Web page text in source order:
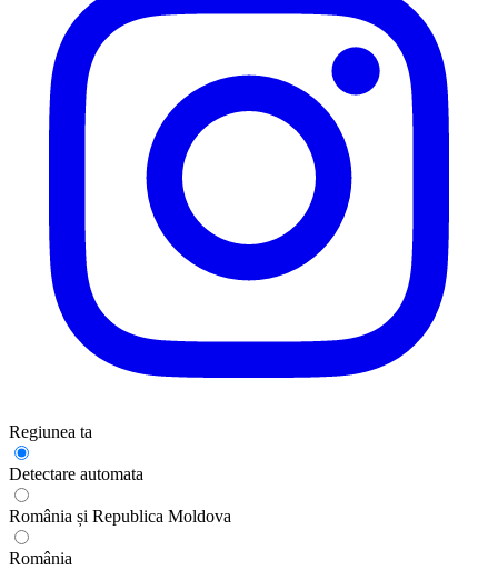
Regiunea ta
Detectare automata
România și Republica Moldova
România